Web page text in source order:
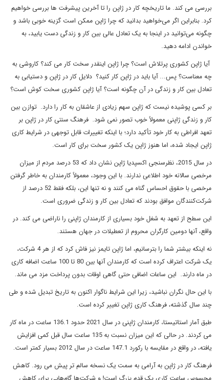
بررسی می کند. ما تاریخچه کار در ژاپن را تا آخرین پیشرفت ها بررسی خواهیم
کرد. بنابراین اگر می‌خواهید بدانید که چرا ژاپن ممکن است گزینه خوبی باشد و
چگونه می‌توانید در اینجا به یک تعادل عالی بین کار و زندگی دست یابید، به
خواندن ادامه دهید.
آیا ژاپن کشوری پرتلاش است؟ چرا ژاپن اینقدر سخت کار می کند؟ کاروشی به
چه معناست؟ پس... آیا باید در ژاپن کار کنید؟ دلایل کار در ژاپن و دستیابی به
تعادل بین کار و زندگی در آن چگونه است؟ آیا ژاپن کشوری سخت کوش است؟
بر کسی پوشیده نیست که ژاپن سهم زیادی از عاشقان به کار را دارد. توازن بین
کار و زندگی ژاپنی معمولاً خوب تصور نمی شود. فرهنگ سنتی کار در ژاپن بر
تعهد افراطی به کار خود تأکید دارد؛ با اینکه تغییرات قابل توجهی در شرایط کاری
ژاپن ایجاد شده، اما هنوز ژاپن یک کشور سخت برای کار است.
در سال 2015، نظرسنجی اکسپدیا ژاپن نشان داد که 53 درصد مردم از میزان
مرخصی سالانه خود اطلاعی ندارند. با این وجود، معمولاً کارمندان به خاطر گرفتن
مرخصی با حقوق احساس گناه می کنند و نه تنها این، بلکه فقط 52 درصد از
شرکت‌کنندگان موافق بودند که تعادل بین کار و زندگی ضروری است.
این سطح از تعهد به شغل خود بسیاری از کارمندان ژاپنی را ناراضی می کند. در
واقع، آنها دومین کارگران محروم از تعطیلات در جهان هستند.
نه اینکه بیشتر شما را بترسانیم، اما ژاپن تایمز نیز فاش کرد که از هر 4 شرکت،
یک شرکت اعتراف کرده است که کارمندان آنها بین 80 تا 100 ساعت اضافه کاری
در ماه دارند. این ساعات اضافی حتی گاهی اوقات بدون پرداخت مزد می ماند.
با این حال نگران نباشید، زیرا این شرایط ناگوار اکنون به تاریخ تبدیل شده و طی
چند سال گذشته، فرهنگ کاری ژاپن تغییر کرده است.
طبق آمار استاتیستا، کارمندان ژاپنی در سال 2021 حدود 136.1 ساعت در ماه کار
می کردند. در حالی که این میزان نسبت به 135 ساعت سال قبل کمی افزایش
یافته، در واقع در مقایسه با رکورد 147.1 ساعت در سال 2012 بسیار کمتر است.
فرهنگ کار در ژاپن به آرامی به سمت یک نسخه سالم تر پیش می رود. کاهش